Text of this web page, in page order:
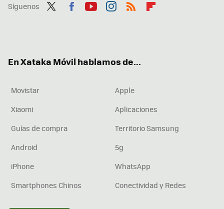
Síguenos
En Xataka Móvil hablamos de...
Movistar
Apple
Xiaomi
Aplicaciones
Guías de compra
Territorio Samsung
Android
5g
iPhone
WhatsApp
Smartphones Chinos
Conectividad y Redes